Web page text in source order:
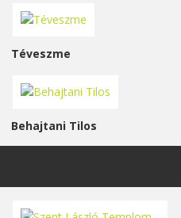
Téveszme
Behajtani Tilos